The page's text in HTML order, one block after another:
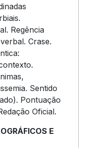
Regência
Crase.
Sentido
Pontuação
Oficial.
E